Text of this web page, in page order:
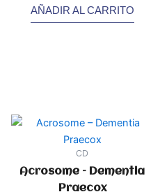
AÑADIR AL CARRITO
CD
Acrosome – Dementia
Praecox